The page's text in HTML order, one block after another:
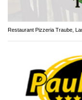
Restaurant Pizzeria Traube,